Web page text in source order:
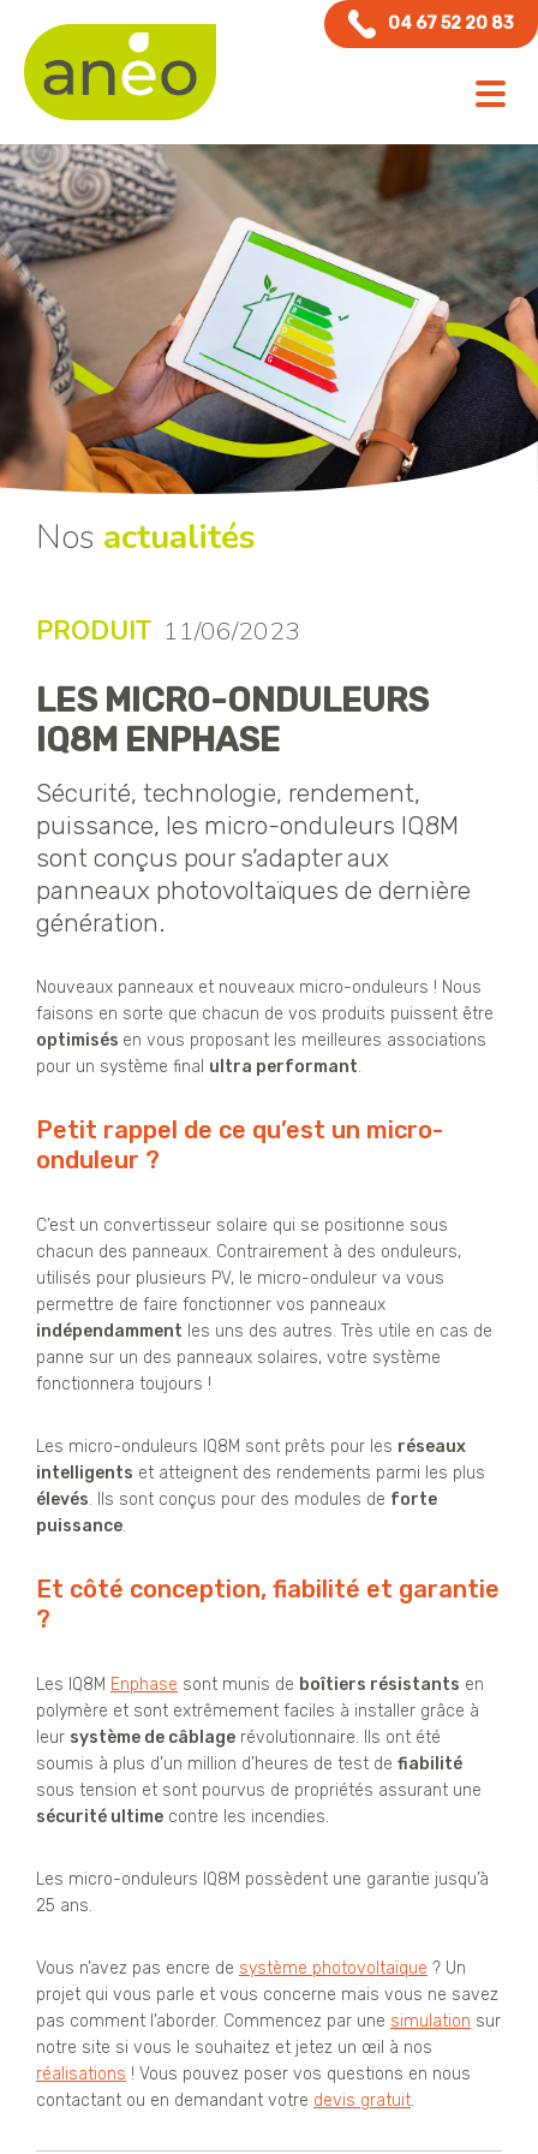
04 67 52 20 83
Nos actualités
PRODUIT 11/06/2023
LES MICRO-ONDULEURS
IQ8M ENPHASE
Sécurité, technologie, rendement,
puissance, les micro-onduleurs IQ8M
sont conçus pour s’adapter aux
panneaux photovoltaïques de dernière
génération.
Nouveaux panneaux et nouveaux micro-onduleurs ! Nous
faisons en sorte que chacun de vos produits puissent être
optimisés en vous proposant les meilleures associations
pour un système final ultra performant.
Petit rappel de ce qu’est un micro-
onduleur ?
C’est un convertisseur solaire qui se positionne sous
chacun des panneaux. Contrairement à des onduleurs,
utilisés pour plusieurs PV, le micro-onduleur va vous
permettre de faire fonctionner vos panneaux
indépendamment les uns des autres. Très utile en cas de
panne sur un des panneaux solaires, votre système
fonctionnera toujours !
Les micro-onduleurs IQ8M sont prêts pour les réseaux
intelligents et atteignent des rendements parmi les plus
élevés. Ils sont conçus pour des modules de forte
puissance.
Et côté conception, fiabilité et garantie
?
Les IQ8M Enphase sont munis de boîtiers résistants en
polymère et sont extrêmement faciles à installer grâce à
leur système de câblage révolutionnaire. Ils ont été
soumis à plus d’un million d’heures de test de fiabilité
sous tension et sont pourvus de propriétés assurant une
sécurité ultime contre les incendies.
Les micro-onduleurs IQ8M possèdent une garantie jusqu’à
25 ans.
Vous n’avez pas encre de système photovoltaïque ? Un
projet qui vous parle et vous concerne mais vous ne savez
pas comment l’aborder. Commencez par une simulation sur
notre site si vous le souhaitez et jetez un œil à nos
réalisations ! Vous pouvez poser vos questions en nous
contactant ou en demandant votre devis gratuit.